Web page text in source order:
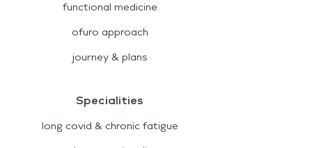
functional medicine
ofuro approach
journey & plans
Specialities
long covid & chronic fatigue